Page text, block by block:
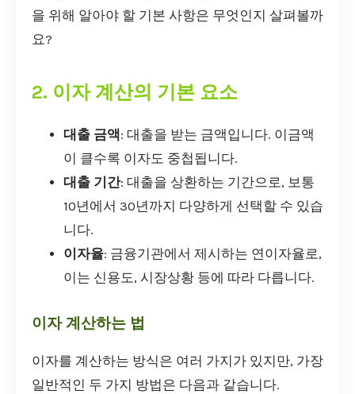
을 위해 알아야 할 기본 사항은 무엇인지 살펴볼까
요?
2. 이자 계산의 기본 요소
대출 금액: 대출을 받는 금액입니다. 이금액
이 클수록 이자도 중첩됩니다.
대출 기간: 대출을 상환하는 기간으로, 보통
10년에서 30년까지 다양하게 선택할 수 있습
니다.
이자율: 금융기관에서 제시하는 연이자율로,
이는 신용도, 시장상황 등에 따라 다릅니다.
이자 계산하는 법
이자를 계산하는 방식은 여러 가지가 있지만, 가장
일반적인 두 가지 방법은 다음과 같습니다.